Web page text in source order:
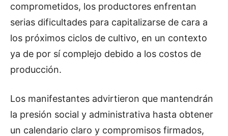
comprometidos, los productores enfrentan
serias dificultades para capitalizarse de cara a
los próximos ciclos de cultivo, en un contexto
ya de por sí complejo debido a los costos de
producción.
Los manifestantes advirtieron que mantendrán
la presión social y administrativa hasta obtener
un calendario claro y compromisos firmados,